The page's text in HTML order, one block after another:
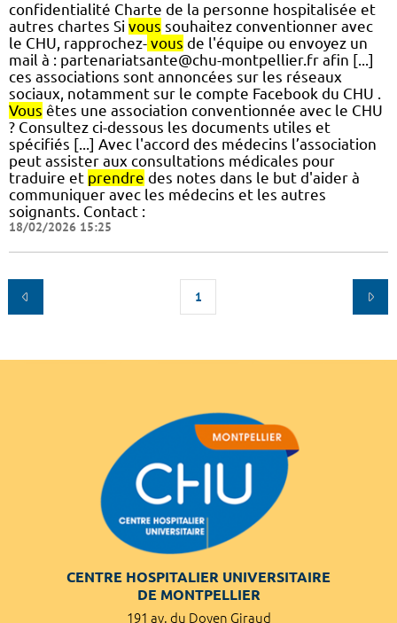
confidentialité Charte de la personne hospitalisée et
autres chartes Si vous souhaitez conventionner avec
le CHU, rapprochez- vous de l'équipe ou envoyez un
mail à : partenariatsante@chu-montpellier.fr afin [...]
ces associations sont annoncées sur les réseaux
sociaux, notamment sur le compte Facebook du CHU .
Vous êtes une association conventionnée avec le CHU
? Consultez ci-dessous les documents utiles et
spécifiés [...] Avec l'accord des médecins l’association
peut assister aux consultations médicales pour
traduire et prendre des notes dans le but d'aider à
communiquer avec les médecins et les autres
soignants. Contact :
18/02/2026 15:25
1
CENTRE HOSPITALIER UNIVERSITAIRE
DE MONTPELLIER
191 av. du Doyen Giraud